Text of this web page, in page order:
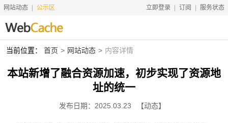
网站动态 公示区 立即登录 订阅 服务状态
首页
搜索资源
当前位置： 首页 网站动态 内容详情
本站新增了融合资源加速，初步实现了资源地
址的统一
发布日期：2025.03.23 【动态】